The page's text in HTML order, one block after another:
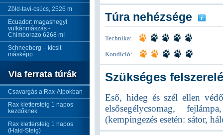
Zöld-tavi-csúcs, 2526 m
Ecuador: magashegyi
vulkánmászás -
Chimborazo 6268 m!
Schneeberg – kicsit
másképp
Via ferrata túrák
Csavargás a Rax-Alpokban
Rax klettersteig 1 napos
kezdőknek
Rax klettersteig 1 napos
(Haid-Steig)
Túra nehézsége
Technika:
Kondíció:
Szükséges
Eső, hideg és szél ellen
elsősegélycsomag,
(kempingezés esetén: sátor,